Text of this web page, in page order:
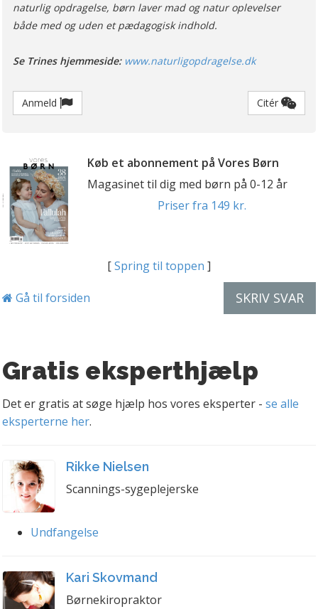
naturlig opdragelse, børn laver mad og natur oplevelser
både med og uden et pædagogisk indhold.
Se Trines hjemmeside: www.naturligopdragelse.dk
Anmeld Citér
Køb et abonnement på Vores Børn
Magasinet til dig med børn på 0-12 år
Priser fra 149 kr.
[Spring til toppen ]
Gå til forsiden SKRIV SVAR
Gratis eksperthjælp
Det er gratis at søge hjælp hos vores eksperter - se alle
eksperterne her.
Rikke Nielsen
Scannings-sygeplejerske
Undfangelse
Kari Skovmand
Børnekiropraktor